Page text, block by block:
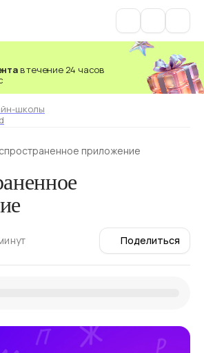
в течение 24 часов
школы
приложение
Поделиться